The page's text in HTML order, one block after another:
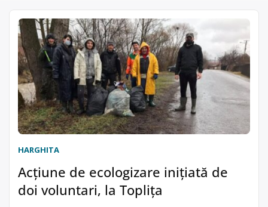
HARGHITA
Acţiune de ecologizare inițiată de
doi voluntari, la Topliţa